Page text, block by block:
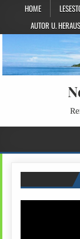
HOME
AUTOR U.